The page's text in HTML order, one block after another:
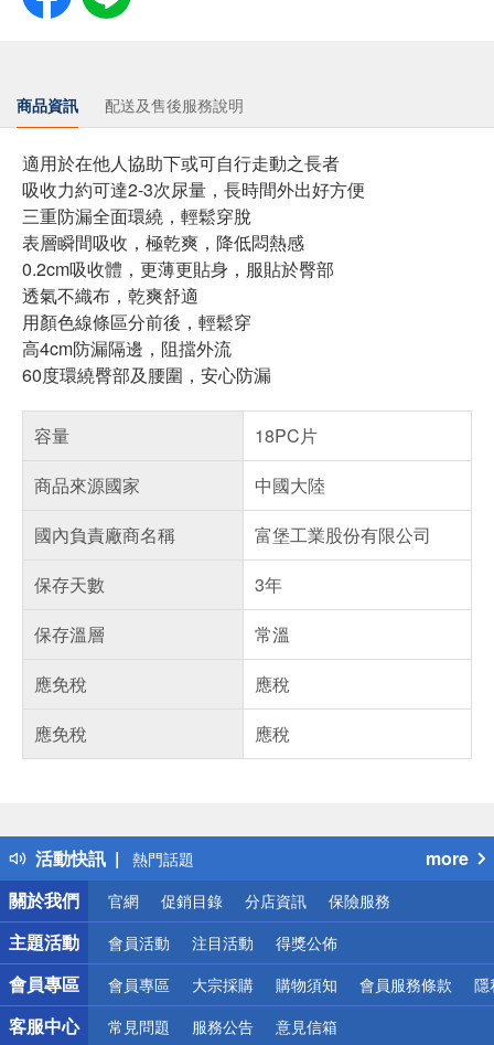
商品資訊 配送及售後服務說明
適用於在他人協助下或可自行走動之長者
吸收力約可達2-3次尿量，長時間外出好方便
三重防漏全面環繞，輕鬆穿脫
表層瞬間吸收，極乾爽，降低悶熱感
0.2cm吸收體，更薄更貼身，服貼於臀部
透氣不織布，乾爽舒適
用顏色線條區分前後，輕鬆穿
高4cm防漏隔邊，阻擋外流
60度環繞臀部及腰圍，安心防漏
容量
18PC片
商品來源國家
中國大陸
國內負責廠商名稱
富堡工業股份有限公司
保存天數
3年
保存溫層
常溫
應免稅
應稅
應免稅
應稅
活動快訊
得獎公告
熱門話題
銀行優惠
偏遠地區配送
詐騙網頁！請小心！
more
關於我們
官網 促銷目錄 分店資訊 保險服務
主題活動 會員活動 注目活動 得獎公佈
會員專區 會員專區 大宗採購 購物須知 會員服務條款 隱
客服中心 常見問題 服務公告 意見信箱